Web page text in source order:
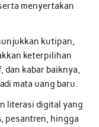
menyertakan
kutipan,
keterpilihan
dan kabar baiknya,
mata uang baru.
literasi digital yang
pesantren, hingga